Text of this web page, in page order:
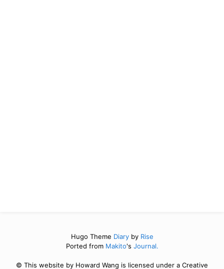
Hugo Theme Diaryby Rise
Ported from Makito's Journal.
© This website by Howard Wang is licensed under a Creative